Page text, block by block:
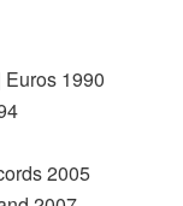
Euros 1990
2005